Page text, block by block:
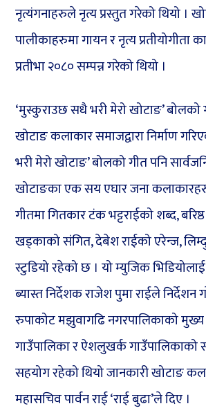
नृत्यंगनाहरुले नृत्य प्रस्तुत गरेको थियो ।
पालीकाहरुमा गायन र नृत्य प्रतीयोगीता
प्रतीभा २०८० सम्पन्न गरेको थियो ।
‘मुस्कुराउछ सधै भरी मेरो खोटाङ’ बोलको
खोटाङ कलाकार समाजद्वारा निर्माण
भरी मेरो खोटाङ’ बोलको गीत पनि
खोटाङका एक सय एघार जना
गीतमा गितकार टंक भट्टराईको शब्द,
खड्काको संगित, देबेश राईको एरेन्ज,
स्टुडियो रहेको छ । यो म्युजिक
ब्यास्त निर्देशक राजेश पुमा राईले
रुपाकोट मझुवागढि नगरपालिकाको मुख्य
गाउँपालिका र ऐशलुखर्क
सहयोग रहेको थियो जानकारी खोटाङ
महासचिव पार्वन राई ‘राई बुढा’ले दिए ।